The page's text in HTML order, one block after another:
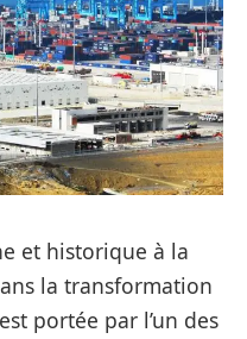
et historique à la
la transformation
portée par l’un des